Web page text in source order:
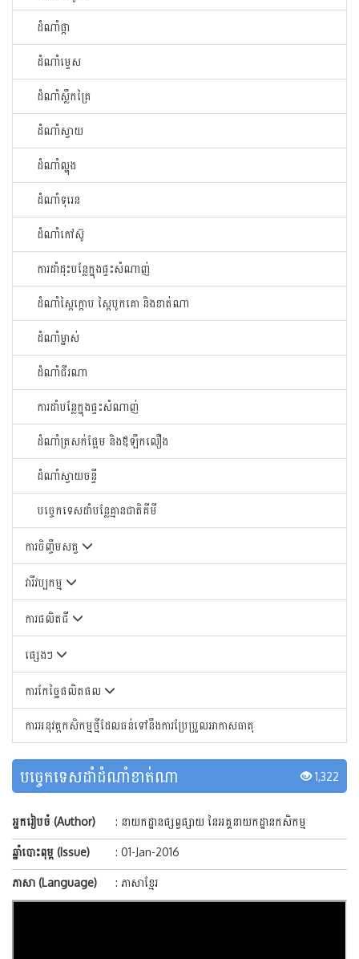
ដំណាំផ្កា
ដំណាំម្ទេស
ដំណាំស្លឹកគ្រៃ
ដំណាំស្វាយ
ដំណាំល្ហុង
ដំណាំទុរេន
ដំណាំកៅសូ៊
ការដាំដុះបន្លែក្នុងផ្ទះសំណាញ់
ដំណាំស្ពៃក្តោប ស្ពៃបូកគោ និងខាត់ណា
ដំណាំម្នាស់
ដំណាំជីរណា
ការដាំបន្លែក្នុងផ្ទះសំណាញ់
ដំណាំត្រសក់ផ្អែម និងឪឡឹកលឿង
ដំណាំស្វាយចន្ទី
បច្ចេកទេសដាំបន្លែគ្មានជាតិគីមី
ការចិញ្ចឹមសត្វ
វារីវប្បកម្ម
ការផលិតជី
ផ្សេងៗ
ការកែច្នៃផលិតផល
ការអនុវត្តកសិកម្មថ្មីដែលធន់ទៅនឹងការប្រែប្រួលអាកាសធាតុ
បច្ចេកទេសដាំដំណាំខាត់ណា 1,322
អ្នករៀបចំ (Author) : នាយកដ្ឋានផ្សព្វផ្សាយ នៃអគ្គនាយកដ្ឋានកសិកម្ម
ឆ្នាំបោះពុម្ព (Issue) : 01-Jan-2016
ភាសា (Language) : ភាសាខ្មែរ